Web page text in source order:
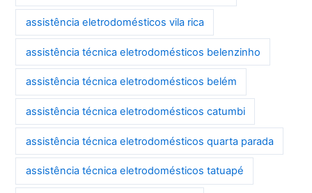
assistência eletrodomésticos vila rica
assistência técnica eletrodomésticos belenzinho
assistência técnica eletrodomésticos belém
assistência técnica eletrodomésticos catumbi
assistência técnica eletrodomésticos quarta parada
assistência técnica eletrodomésticos tatuapé